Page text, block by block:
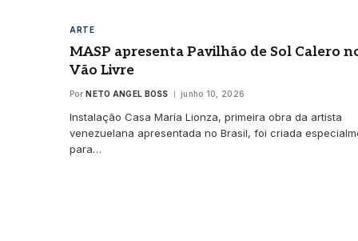
ARTE
MASP apresenta Pavilhão de Sol Calero
Vão Livre
Por NETO ANGEL BOSS junho 10, 2026
Instalação Casa María Lionza, primeira obra da artista
venezuelana apresentada no Brasil, foi criada
para…